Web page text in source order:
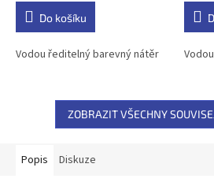
Do košíku
Vodou ředitelný barevný nátěr
ZOBRAZIT VŠECHNY
Popis Diskuze